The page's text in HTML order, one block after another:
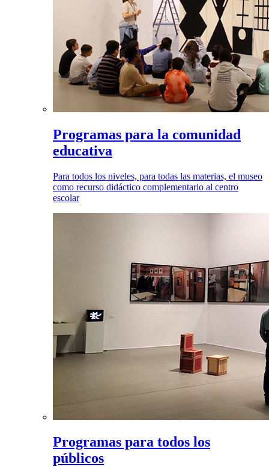
Programas para la comunidad
educativa
Para todos los niveles, para todas las materias, el museo
como recurso didáctico complementario al centro
escolar
Programas para todos los
públicos